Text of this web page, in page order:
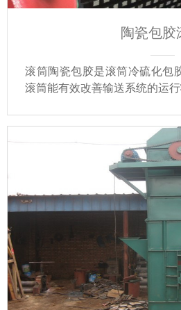
陶瓷包胶
滚筒陶瓷包胶是滚筒冷硫化包
滚筒能有效改善输送系统的运行